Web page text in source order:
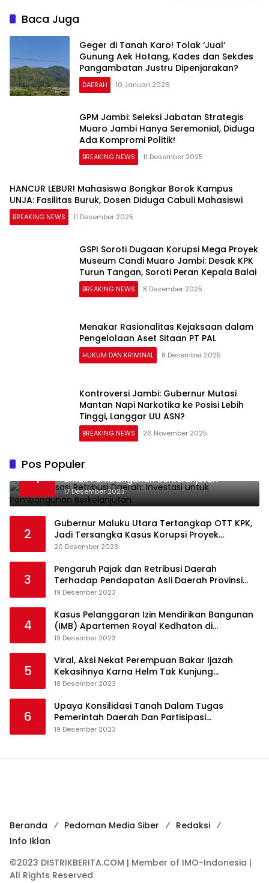
Baca Juga
Geger di Tanah Karo! Tolak ‘Jual’
Gunung Aek Hotang, Kades dan Sekdes
Pangambatan Justru Dipenjarakan?
DAERAH 10 Januari 2026
GPM Jambi: Seleksi Jabatan Strategis
Muaro Jambi Hanya Seremonial, Diduga
Ada Kompromi Politik!
BREAKING NEWS 11 Desember 2025
HANCUR LEBUR! Mahasiswa Bongkar Borok Kampus
UNJA: Fasilitas Buruk, Dosen Diduga Cabuli Mahasiswi
BREAKING NEWS 11 Desember 2025
GSPI Soroti Dugaan Korupsi Mega Proyek
Museum Candi Muaro Jambi: Desak KPK
Turun Tangan, Soroti Peran Kepala Balai
BREAKING NEWS 8 Desember 2025
Menakar Rasionalitas Kejaksaan dalam
Pengelolaan Aset Sitaan PT PAL
HUKUM DAN KRIMINAL 8 Desember 2025
Kontroversi Jambi: Gubernur Mutasi
Mantan Napi Narkotika ke Posisi Lebih
Tinggi, Langgar UU ASN?
BREAKING NEWS 26 November 2025
Pos Populer
1
Optimalisasi Retribusi Daerah: Investasi
untuk Pembangunan Berkelanjutan
17 Desember 2023
2
Gubernur Maluku Utara Tertangkap OTT KPK,
Jadi Tersangka Kasus Korupsi Proyek
Pengadaan Barang dan Jasa
20 Desember 2023
3
Pengaruh Pajak dan Retribusi Daerah
Terhadap Pendapatan Asli Daerah Provinsi
Jambi
19 Desember 2023
4
Kasus Pelanggaran Izin Mendirikan Bangunan
(IMB) Apartemen Royal Kedhaton di
Yogyakarta
19 Desember 2023
5
Viral, Aksi Nekat Perempuan Bakar Ijazah
Kekasihnya Karna Helm Tak Kunjung
Dikembalikan
18 Desember 2023
6
Upaya Konsilidasi Tanah Dalam Tugas
Pemerintah Daerah Dan Partisipasi
Masyarakat
19 Desember 2023
Beranda Pedoman Media Siber
Redaksi
Info Iklan
©2023 DISTRIKBERITA.COM | Member of IMO-Indonesia |
All Rights Reserved